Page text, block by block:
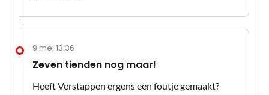
9 mei 13:36
Zeven tienden nog maar!
Heeft Verstappen ergens een foutje gemaakt?